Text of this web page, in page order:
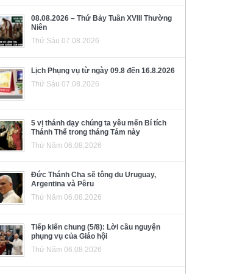
08.08.2026 – Thứ Bảy Tuần XVIII Thường
Niên
Thứ Sáu 07.08.2026
Lịch Phụng vụ từ ngày 09.8 đến 16.8.2026
Thứ Sáu 07.08.2026
5 vị thánh dạy chúng ta yêu mến Bí tích
Thánh Thể trong tháng Tám này
Thứ Năm 06.08.2026
Đức Thánh Cha sẽ tông du Uruguay,
Argentina và Pêru
Thứ Năm 06.08.2026
Tiếp kiến chung (5/8): Lời cầu nguyện
phụng vụ của Giáo hội
Thứ Năm 06.08.2026